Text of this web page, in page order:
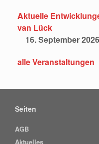
Aktuelle
van Lück
16. September 2026
alle Veranstaltungen
Seiten
AGB
Aktuelles